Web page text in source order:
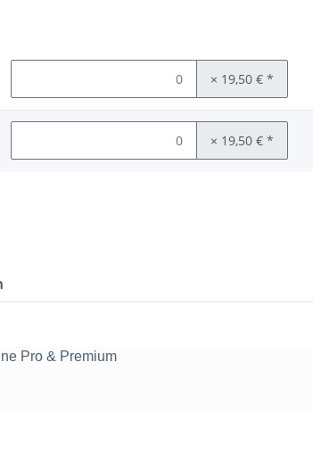
× 19,50 € *
× 19,50 € *
Pro & Premium